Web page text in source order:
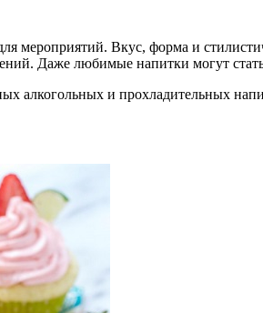
мероприятий. Вкус, форма и
Даже любимые напитки могут
алкогольных и прохладительных